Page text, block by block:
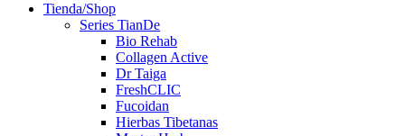
Tienda/Shop
Series TianDe
Bio Rehab
Collagen Active
Dr Taiga
FreshCLIC
Fucoidan
Hierbas Tibetanas